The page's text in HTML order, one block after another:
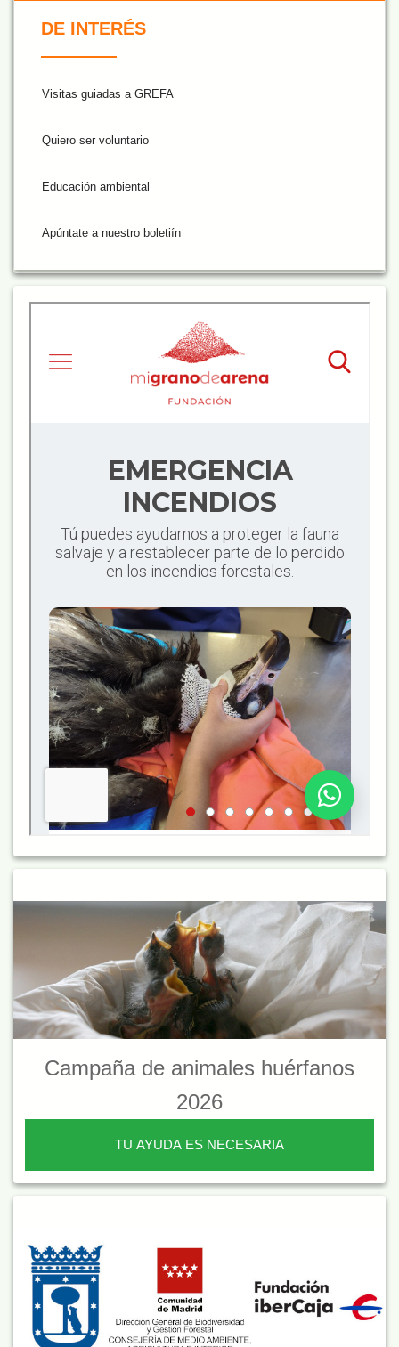
DE INTERÉS
Visitas guiadas a GREFA
Quiero ser voluntario
Educación ambiental
Apúntate a nuestro boletiín
Campaña de animales huérfanos
2026
TU AYUDA ES NECESARIA